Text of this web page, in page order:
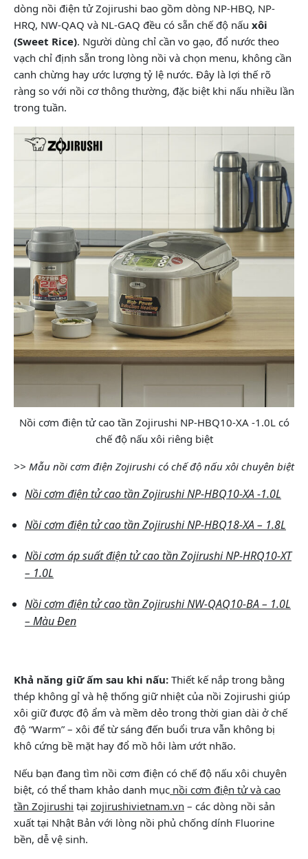
dòng nồi điện tử Zojirushi bao gồm dòng NP-HBQ, NP-
HRQ, NW-QAQ và NL-GAQ đều có sẵn chế độ nấu xôi
(Sweet Rice). Người dùng chỉ cần vo gạo, đổ nước theo
vạch chỉ định sẵn trong lòng nồi và chọn menu, không cần
canh chừng hay ước lượng tỷ lệ nước. Đây là lợi thế rõ
ràng so với nồi cơ thông thường, đặc biệt khi nấu nhiều lần
trong tuần.
Nồi cơm điện tử cao tần Zojirushi NP-HBQ10-XA -1.0L có
chế độ nấu xôi riêng biệt
>> Mẫu nồi cơm điện Zojirushi có chế độ nấu xôi chuyên biệt
Nồi cơm điện tử cao tần Zojirushi NP-HBQ10-XA -1.0L
Nồi cơm điện tử cao tần Zojirushi NP-HBQ18-XA – 1.8L
Nồi cơm áp suất điện tử cao tần Zojirushi NP-HRQ10-XT
– 1.0L
Nồi cơm điện tử cao tần Zojirushi NW-QAQ10-BA – 1.0L
– Màu Đen
Khả năng giữ ấm sau khi nấu: Thiết kế nắp trong bằng
thép không gỉ và hệ thống giữ nhiệt của nồi Zojirushi giúp
xôi giữ được độ ẩm và mềm dẻo trong thời gian dài ở chế
độ “Warm” – xôi để từ sáng đến buổi trưa vẫn không bị
khô cứng bề mặt hay đổ mồ hôi làm ướt nhão.
Nếu bạn đang tìm nồi cơm điện có chế độ nấu xôi chuyên
biệt, có thể tham khảo danh mục nồi cơm điện tử và cao
tần Zojirushi tại zojirushivietnam.vn – các dòng nồi sản
xuất tại Nhật Bản với lòng nồi phủ chống dính Fluorine
bền, dễ vệ sinh.